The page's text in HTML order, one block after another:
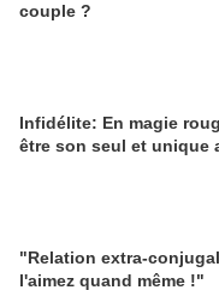
couple ?
Infidélite: En magie
être son seul et unique
"Relation extra-
l'aimez quand même !"